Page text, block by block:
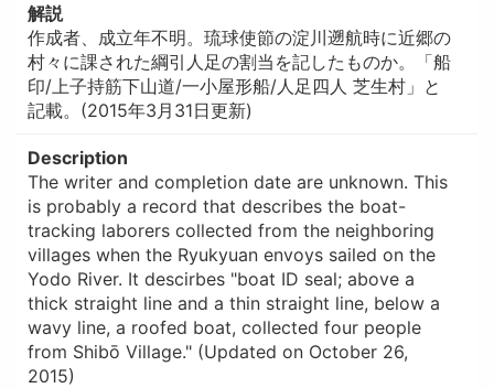
解説
作成者、成立年不明。琉球使節の淀川遡航時に近郷の
村々に課された綱引人足の割当を記したものか。「船
印/上子持筋下山道/一小屋形船/人足四人 芝生村」と
記載。(2015年3月31日更新)
Description
The writer and completion date are unknown. This
is probably a record that describes the boat-
tracking laborers collected from the neighboring
villages when the Ryukyuan envoys sailed on the
Yodo River. It descirbes "boat ID seal; above a
thick straight line and a thin straight line, below a
wavy line, a roofed boat, collected four people
from Shibō Village." (Updated on October 26,
2015)